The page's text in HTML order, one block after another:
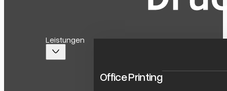
Leistungen
Office Printing